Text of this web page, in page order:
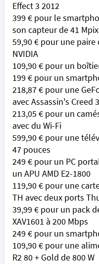
Effect 3 2012
399 € pour le
son capteur de 41
59,90 € pour une
NVIDIA
109,90 € pour un
199 € pour un
218,87 € pour une
avec Assassin's Creed 3
213,05 € pour un
avec du Wi-Fi
599,90 € pour une
47 pouces
249 € pour un PC
un APU AMD E2-1800
119,90 € pour une
TH avec deux ports
39,99 € pour un pack
XAV1601 à 200 Mbps
249 € pour un
109,90 € pour une
R2 80 + Gold de 800 W